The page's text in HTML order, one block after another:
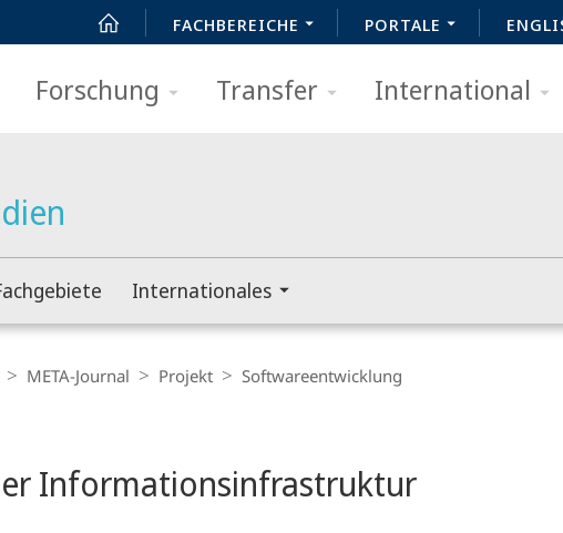
FACHBEREICHE PORTALE
Forschung Transfer International
Internationales
META-Journal Projekt Softwareentwicklung
Informationsinfrastruktur